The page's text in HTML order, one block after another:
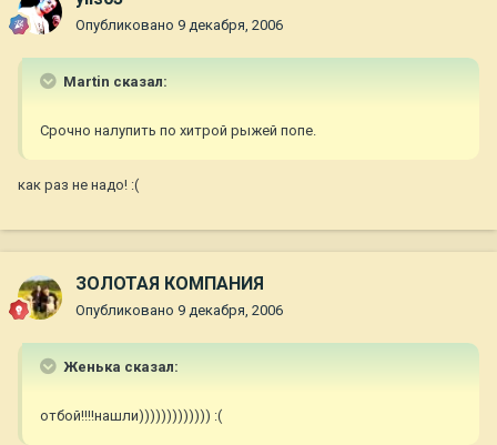
Опубликовано 9 декабря, 2006
Martin сказал:
Срочно налупить по хитрой рыжей попе.
как раз не надо! :(
ЗОЛОТАЯ КОМПАНИЯ
Опубликовано 9 декабря, 2006
Женька сказал:
отбой!!!!нашли))))))))))))) :(